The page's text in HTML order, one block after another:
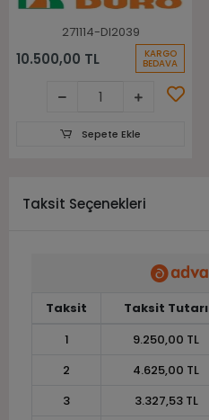
271114-DI2039
10.500,00 TL KARGO
BEDAVA
Sepete Ekle
Taksit Seçenekleri
Taksit Taksit Tutarı
1
9.250,00 TL
2
4.625,00 TL
3
3.327,53 TL